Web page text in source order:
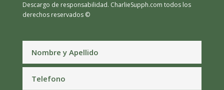
Descargo de responsabilidad. CharlieSupph.com todos los
derechos reservados ©